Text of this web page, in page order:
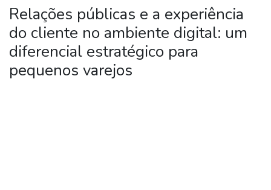
Relações públicas e a experiência
do cliente no ambiente digital: um
diferencial estratégico para
pequenos varejos